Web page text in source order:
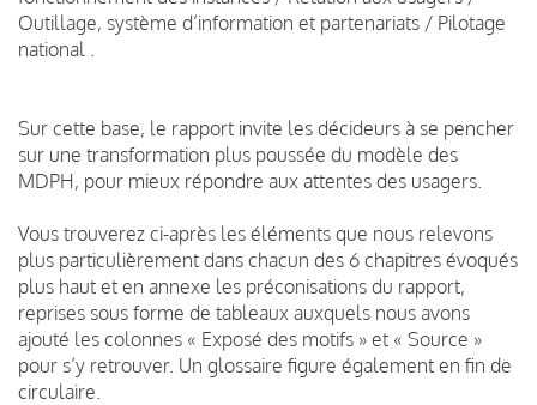
Outillage, système d’information et partenariats / Pilotage
national .
Sur cette base, le rapport invite les décideurs à se pencher
sur une transformation plus poussée du modèle des
MDPH, pour mieux répondre aux attentes des usagers.
Vous trouverez ci-après les éléments que nous relevons
plus particulièrement dans chacun des 6 chapitres évoqués
plus haut et en annexe les préconisations du rapport,
reprises sous forme de tableaux auxquels nous avons
ajouté les colonnes « Exposé des motifs » et « Source »
pour s’y retrouver. Un glossaire figure également en fin de
circulaire.